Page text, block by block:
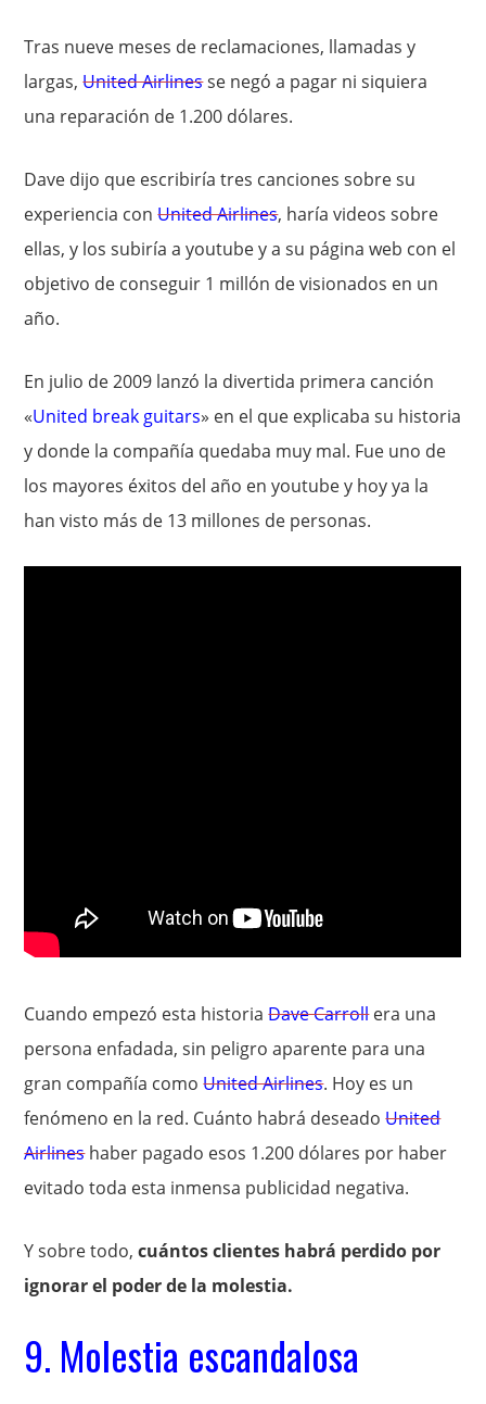
Tras nueve meses de reclamaciones, llamadas y
largas,United Airlinesse negó a pagar ni siquiera
una reparación de 1.200 dólares.
Dave dijo que escribiría tres canciones sobre su
experiencia conUnited Airlines, haría videos sobre
ellas, y los subiría a youtube y a su página web con el
objetivo de conseguir 1 millón de visionados en un
año.
En julio de 2009 lanzó la divertida primera canción
«United break guitars» en el que explicaba su historia
y donde la compañía quedaba muy mal. Fue uno de
los mayores éxitos del año en youtube y hoy ya la
han visto más de 13 millones de personas.
Cuando empezó esta historiaDave Carrollera una
persona enfadada, sin peligro aparente para una
gran compañía comoUnited Airlines. Hoy es un
fenómeno en la red. Cuánto habrá deseadoUnited
Airlineshaber pagado esos 1.200 dólares por haber
evitado toda esta inmensa publicidad negativa.
Y sobre todo,cuántos clientes habrá perdido por
ignorar el poder de la molestia.
9. Molestia escandalosa